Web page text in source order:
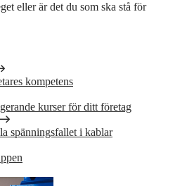
eller är det du som ska stå för
kompetens
kurser för ditt företag
spänningsfallet i kablar